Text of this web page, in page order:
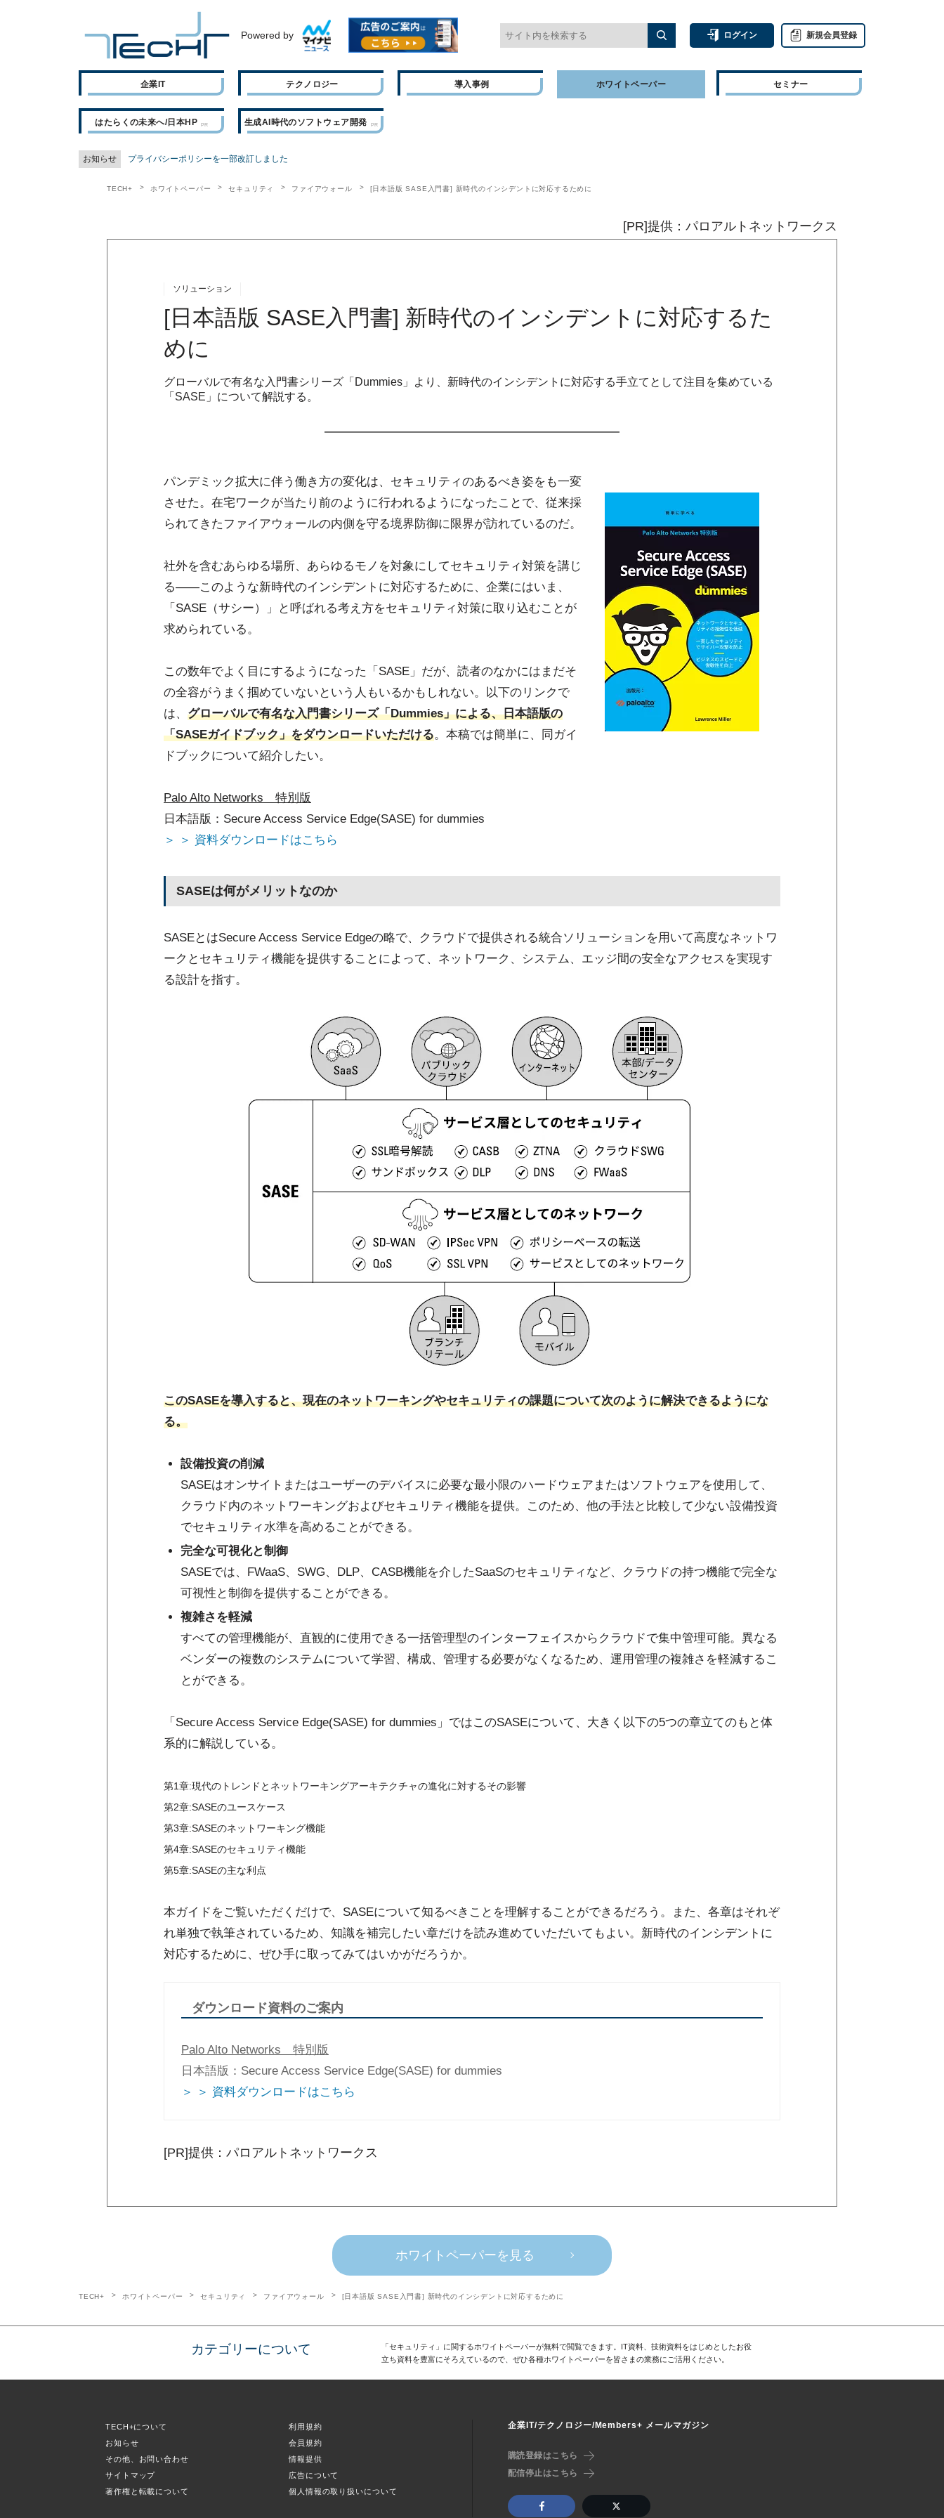
Powered by ログイン 新規会員登録
企業IT テクノロジー 導入事例 ホワイトペーパー セミナー
はたらくの未来へ/日本HP 生成AI時代のソフトウェア開発
お知らせ プライバシーポリシーを一部改訂しました
TECH+ ホワイトペーパー セキュリティ ファイアウォール [日本語版 SASE入門書] 新時代のインシデントに対応するために
[PR]提供：パロアルトネットワークス
ソリューション
[日本語版 SASE入門書] 新時代のインシデントに対応するた
めに
グローバルで有名な入門書シリーズ「Dummies」より、新時代のインシデントに対応する手立てとして注目を集めている
「SASE」について解説する。
パンデミック拡大に伴う働き方の変化は、セキュリティのあるべき姿をも一変
させた。在宅ワークが当たり前のように行われるようになったことで、従来採
られてきたファイアウォールの内側を守る境界防御に限界が訪れているのだ。
社外を含むあらゆる場所、あらゆるモノを対象にしてセキュリティ対策を講じ
る――このような新時代のインシデントに対応するために、企業にはいま、
「SASE（サシー）」と呼ばれる考え方をセキュリティ対策に取り込むことが
求められている。
この数年でよく目にするようになった「SASE」だが、読者のなかにはまだそ
の全容がうまく掴めていないという人もいるかもしれない。以下のリンクで
は、 グローバルで有名な入門書シリーズ「Dummies」による、日本語版の
「SASEガイドブック」をダウンロードいただける。本稿では簡単に、同ガイ
ドブックについて紹介したい。
Palo Alto Networks 特別版
日本語版：Secure Access Service Edge(SASE) for dummies
＞ ＞ 資料ダウンロードはこちら
SASEは何がメリットなのか
SASEとはSecure Access Service Edgeの略で、クラウドで提供される統合ソリューションを用いて高度なネットワ
ークとセキュリティ機能を提供することによって、ネットワーク、システム、エッジ間の安全なアクセスを実現す
る設計を指す。
このSASEを導入すると、現在のネットワーキングやセキュリティの課題について次のように解決できるようにな
る。
設備投資の削減
SASEはオンサイトまたはユーザーのデバイスに必要な最小限のハードウェアまたはソフトウェアを使用して、
クラウド内のネットワーキングおよびセキュリティ機能を提供。このため、他の手法と比較して少ない設備投資
でセキュリティ水準を高めることができる。
完全な可視化と制御
SASEでは、FWaaS、SWG、DLP、CASB機能を介したSaaSのセキュリティなど、クラウドの持つ機能で完全な
可視性と制御を提供することができる。
複雑さを軽減
すべての管理機能が、直観的に使用できる一括管理型のインターフェイスからクラウドで集中管理可能。異なる
ベンダーの複数のシステムについて学習、構成、管理する必要がなくなるため、運用管理の複雑さを軽減するこ
とができる。
「Secure Access Service Edge(SASE) for dummies」ではこのSASEについて、大きく以下の5つの章立てのもと体
系的に解説している。
第1章:現代のトレンドとネットワーキングアーキテクチャの進化に対するその影響
第2章:SASEのユースケース
第3章:SASEのネットワーキング機能
第4章:SASEのセキュリティ機能
第5章:SASEの主な利点
本ガイドをご覧いただくだけで、SASEについて知るべきことを理解することができるだろう。また、各章はそれぞ
れ単独で執筆されているため、知識を補完したい章だけを読み進めていただいてもよい。新時代のインシデントに
対応するために、ぜひ手に取ってみてはいかがだろうか。
ダウンロード資料のご案内
Palo Alto Networks 特別版
日本語版：Secure Access Service Edge(SASE) for dummies
＞ ＞ 資料ダウンロードはこちら
[PR]提供：パロアルトネットワークス
ホワイトペーパーを見る
TECH+ ホワイトペーパー セキュリティ ファイアウォール [日本語版 SASE入門書] 新時代のインシデントに対応するために
カテゴリーについて
「セキュリティ」に関するホワイトペーパーが無料で閲覧できます。IT資料、技術資料をはじめとしたお役
立ち資料を豊富にそろえているので、ぜひ各種ホワイトペーパーを皆さまの業務にご活用ください。
TECH+について
利用規約
お知らせ
会員規約
その他、お問い合わせ
情報提供
サイトマップ
広告について
著作権と転載について
個人情報の取り扱いについて
企業IT/テクノロジー/Members+ メールマガジン
購読登録はこちら
配信停止はこちら